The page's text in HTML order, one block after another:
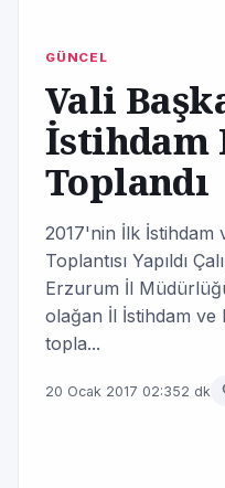
GÜNCEL
Vali
İstihdam
Toplandı
2017'nin İlk İstihdam
Toplantısı Yapıldı
Erzurum İl
olağan İl İstihdam ve
topla...
20 Ocak 2017 02:352 dk